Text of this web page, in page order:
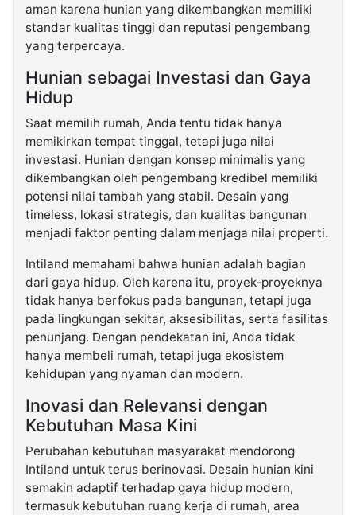
aman karena hunian yang dikembangkan memiliki
standar kualitas tinggi dan reputasi pengembang
yang terpercaya.
Hunian sebagai Investasi dan Gaya
Hidup
Saat memilih rumah, Anda tentu tidak hanya
memikirkan tempat tinggal, tetapi juga nilai
investasi. Hunian dengan konsep minimalis yang
dikembangkan oleh pengembang kredibel memiliki
potensi nilai tambah yang stabil. Desain yang
timeless, lokasi strategis, dan kualitas bangunan
menjadi faktor penting dalam menjaga nilai properti.
Intiland memahami bahwa hunian adalah bagian
dari gaya hidup. Oleh karena itu, proyek-proyeknya
tidak hanya berfokus pada bangunan, tetapi juga
pada lingkungan sekitar, aksesibilitas, serta fasilitas
penunjang. Dengan pendekatan ini, Anda tidak
hanya membeli rumah, tetapi juga ekosistem
kehidupan yang nyaman dan modern.
Inovasi dan Relevansi dengan
Kebutuhan Masa Kini
Perubahan kebutuhan masyarakat mendorong
Intiland untuk terus berinovasi. Desain hunian kini
semakin adaptif terhadap gaya hidup modern,
termasuk kebutuhan ruang kerja di rumah, area